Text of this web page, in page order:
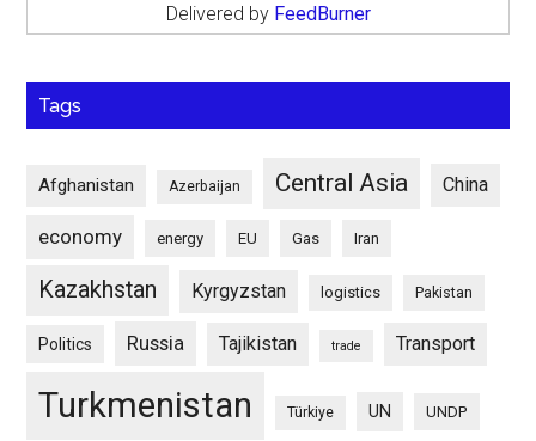
Delivered by FeedBurner
Tags
Afghanistan Azerbaijan Central Asia China
economy energy EU Gas Iran
Kazakhstan Kyrgyzstan logistics Pakistan
Politics Russia Tajikistan trade Transport
Turkmenistan Türkiye UN UNDP